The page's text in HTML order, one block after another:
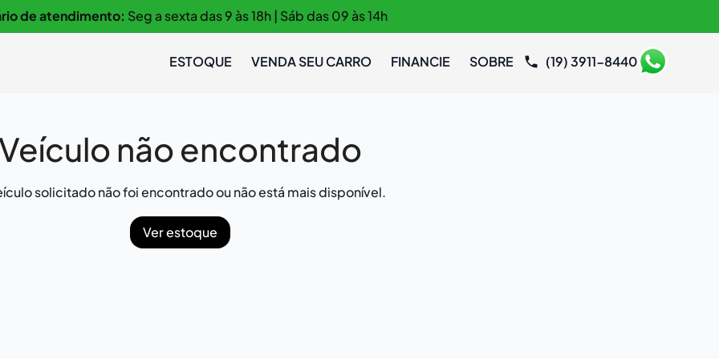
de atendimento: Seg a sexta das 9 às 18h | Sáb das 09 às 14h
ESTOQUE VENDA SEU CARRO FINANCIE SOBRE (19) 3911-8440
não encontrado
solicitado não foi encontrado ou não está mais disponível.
Ver estoque